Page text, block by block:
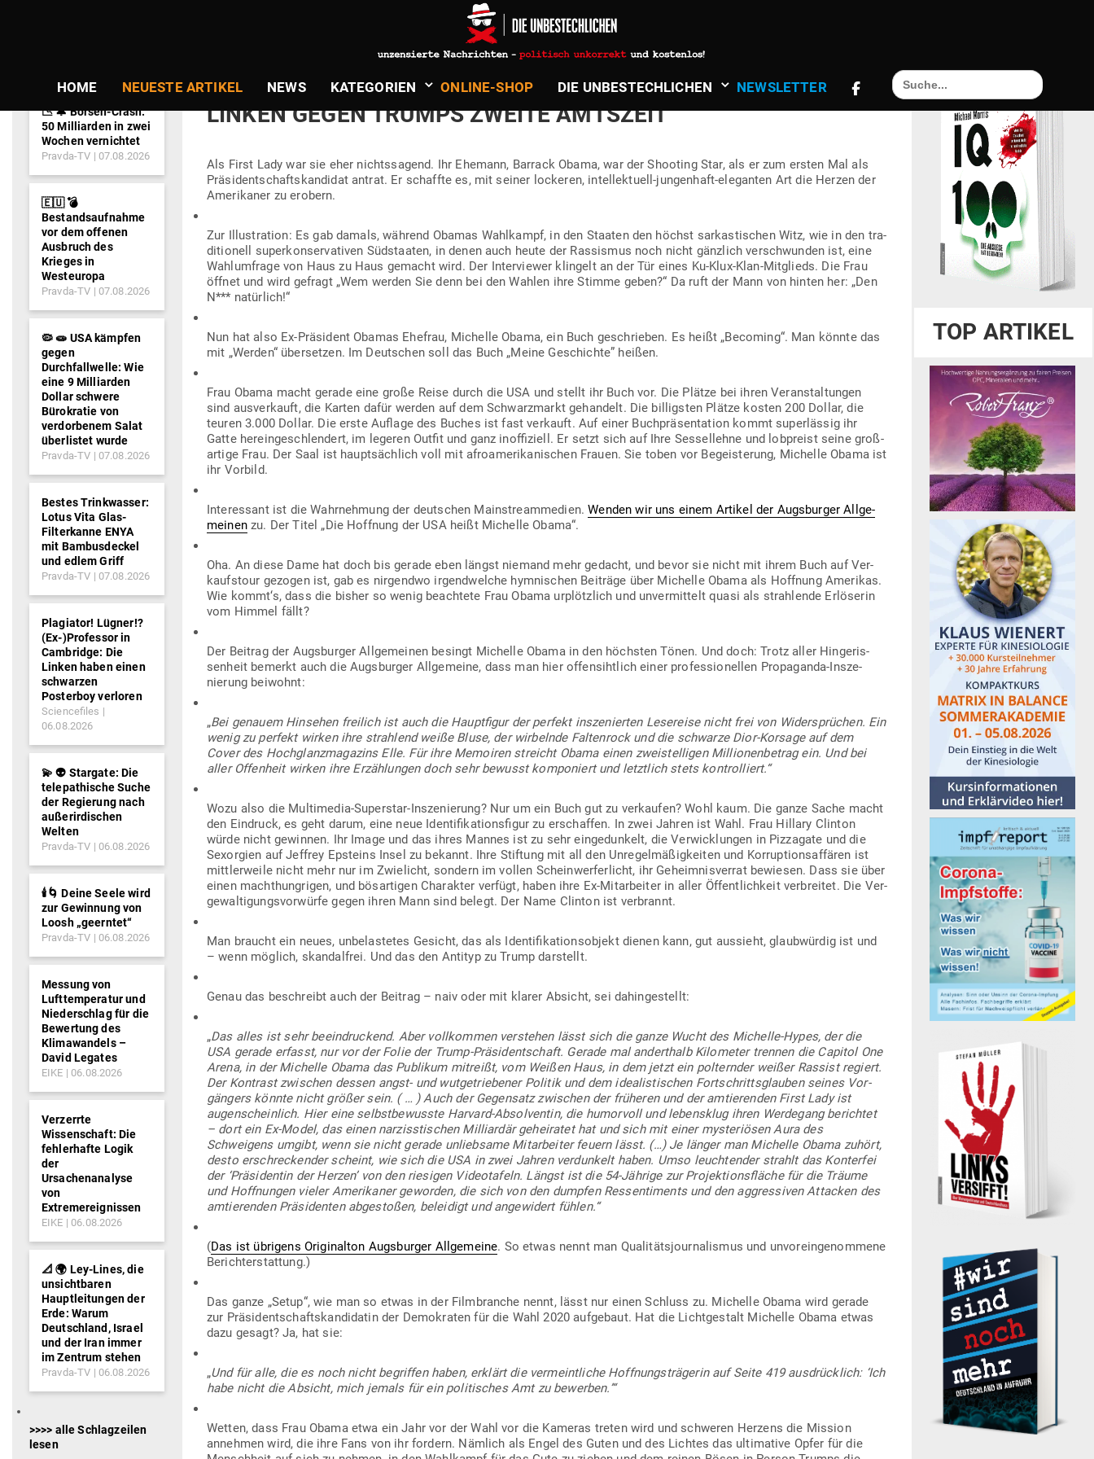
HOME NEUESTE ARTIKEL NEWS KATE­GORIEN ONLINE-SHOP DIE UNBE­STECH­LICHEN NEWS­LETTER
Search
for:
Politik & Aktuelles
PRÄ­SI­DENTIN MICHELLE OBAMA: DER LETZTE TRUMPF DER
LINKEN GEGEN TRUMPS ZWEITE AMTSZEIT
Als First Lady war sie eher nichts­sagend. Ihr Ehemann, Barrack Obama, war der Shooting Star, als er zum ersten Mal als
Prä­si­dent­schafts­kan­didat antrat. Er schaffte es, mit seiner lockeren, intel­lek­tuell-jun­genhaft-ele­ganten Art die Herzen der
Ame­ri­kaner zu erobern.
Zur Illus­tration: Es gab damals, während Obamas Wahl­kampf, in den Staaten den höchst sar­kas­ti­schen Witz, wie in den tra­
di­tionell super­kon­ser­va­tiven Süd­staaten, in denen auch heute der Ras­sismus noch nicht gänzlich ver­schwunden ist, eine
Wahl­um­frage von Haus zu Haus gemacht wird. Der Inter­viewer klingelt an der Tür eines Ku-Klux-Klan-Mit­glieds. Die Frau
öffnet und wird gefragt „Wem werden Sie denn bei den Wahlen ihre Stimme geben?“ Da ruft der Mann von hinten her: „Den
N*** natürlich!“
Nun hat also Ex-Prä­sident Obamas Ehefrau, Michelle Obama, ein Buch geschrieben. Es heißt „Becoming“. Man könnte das
mit „Werden“ über­setzen. Im Deut­schen soll das Buch „Meine Geschichte” heißen.
Frau Obama macht gerade eine große Reise durch die USA und stellt ihr Buch vor. Die Plätze bei ihren Ver­an­stal­tungen
sind aus­ver­kauft, die Karten dafür werden auf dem Schwarz­markt gehandelt. Die bil­ligsten Plätze kosten 200 Dollar, die
teuren 3.000 Dollar. Die erste Auflage des Buches ist fast ver­kauft. Auf einer Buch­prä­sen­tation kommt super­lässig ihr
Gatte her­ein­ge­schlendert, im legeren Outfit und ganz inof­fi­ziell. Er setzt sich auf Ihre Ses­sel­lehne und lob­preist seine groß­
artige Frau. Der Saal ist haupt­sächlich voll mit afro­ame­ri­ka­ni­schen Frauen. Sie toben vor Begeis­terung, Michelle Obama ist
ihr Vorbild.
Inter­essant ist die Wahr­nehmung der deut­schen Main­stream­m­edien.Wenden wir uns einem Artikel der Augs­burger All­ge­
meinenzu. Der Titel „Die Hoffnung der USA heißt Michelle Obama“.
Oha. An diese Dame hat doch bis gerade eben längst niemand mehr gedacht, und bevor sie nicht mit ihrem Buch auf Ver­
kaufstour gezogen ist, gab es nir­gendwo irgend­welche hym­ni­schen Bei­träge über Michelle Obama als Hoffnung Ame­rikas.
Wie kommt‘s, dass die bisher so wenig beachtete Frau Obama urplötzlich und unver­mittelt quasi als strah­lende Erlö­serin
vom Himmel fällt?
Der Beitrag der Augs­burger All­ge­meinen besingt Michelle Obama in den höchsten Tönen. Und doch: Trotz aller Hin­ge­ris­
senheit bemerkt auch die Augs­burger All­ge­meine, dass man hier offen­sihtlich einer pro­fes­sio­nellen Pro­pa­ganda-Insze­
nierung beiwohnt:
„Bei genauem Hin­sehen freilich ist auch die Haupt­figur der perfekt insze­nierten Lese­reise nicht frei von Wider­sprüchen. Ein
wenig zu perfekt wirken ihre strahlend weiße Bluse, der wir­belnde Fal­tenrock und die schwarze Dior-Korsage auf dem
Cover des Hoch­glanz­ma­gazins Elle. Für ihre Memoiren streicht Obama einen zwei­stel­ligen Mil­lio­nen­betrag ein. Und bei
aller Offenheit wirken ihre Erzäh­lungen doch sehr bewusst kom­po­niert und letztlich stets kontrolliert.“
Wozu also die Mul­ti­media-Superstar-Insze­nierung? Nur um ein Buch gut zu ver­kaufen? Wohl kaum. Die ganze Sache macht
den Ein­druck, es geht darum, eine neue Iden­ti­fi­ka­ti­ons­figur zu erschaffen. In zwei Jahren ist Wahl. Frau Hillary Clinton
würde nicht gewinnen. Ihr Image und das ihres Mannes ist zu sehr ein­ge­dunkelt, die Ver­wick­lungen in Piz­zagate und die
Sex­orgien auf Jeffrey Epsteins Insel zu bekannt. Ihre Stiftung mit all den Unre­gel­mä­ßig­keiten und Kor­rup­ti­ons­af­fären ist
mitt­ler­weile nicht mehr nur im Zwie­licht, sondern im vollen Schein­wer­fer­licht, ihr Geheim­nis­verrat bewiesen. Dass sie über
einen macht­hung­rigen, und bös­ar­tigen Cha­rakter verfügt, haben ihre Ex-Mit­ar­beiter in aller Öffent­lichkeit ver­breitet. Die Ver­
ge­wal­ti­gungs­vor­würfe gegen ihren Mann sind belegt. Der Name Clinton ist verbrannt.
Man braucht ein neues, unbe­las­tetes Gesicht, das als Iden­ti­fi­ka­ti­ons­objekt dienen kann, gut aus­sieht, glaub­würdig ist und
– wenn möglich, skan­dalfrei. Und das den Antityp zu Trump darstellt.
Genau das beschreibt auch der Beitrag – naiv oder mit klarer Absicht, sei dahingestellt:
„Das alles ist sehr beein­dru­ckend. Aber voll­kommen ver­stehen lässt sich die ganze Wucht des Michelle-Hypes, der die
USA gerade erfasst, nur vor der Folie der Trump-Prä­si­dent­schaft. Gerade mal anderthalb Kilo­meter trennen die Capitol One
Arena, in der Michelle Obama das Publikum mit­reißt, vom Weißen Haus, in dem jetzt ein pol­ternder weißer Rassist regiert.
Der Kon­trast zwi­schen dessen angst- und wut­ge­trie­bener Politik und dem idea­lis­ti­schen Fort­schritts­glauben seines Vor­
gängers könnte nicht größer sein. ( … )Auch der Gegensatz zwi­schen der frü­heren und der amtie­renden First Lady ist
augen­scheinlich. Hier eine selbst­be­wusste Harvard-Absol­ventin, die humorvoll und lebensklug ihren Wer­degang berichtet
– dort ein Ex-Model, das einen nar­ziss­ti­schen Mil­li­ardär gehei­ratet hat und sich mit einer mys­te­riösen Aura des
Schweigens umgibt, wenn sie nicht gerade unliebsame Mit­ar­beiter feuern lässt. (…) Je länger man Michelle Obama zuhört,
desto erschre­ckender scheint, wie sich die USA in zwei Jahren ver­dunkelt haben. Umso leuch­tender strahlt das Kon­terfei
der ‘Prä­si­dentin der Herzen’ von den rie­sigen Video­tafeln. Längst ist die 54-Jährige zur Pro­jek­ti­ons­fläche für die Träume
und Hoff­nungen vieler Ame­ri­kaner geworden, die sich von den dumpfen Res­sen­ti­ments und den aggres­siven Attacken des
amtie­renden Prä­si­denten abge­stoßen, beleidigt und ange­widert fühlen.“
(Das ist übrigens Ori­gi­nalton Augs­burger All­ge­meine. So etwas nennt man Qua­li­täts­jour­na­lismus und unvor­ein­ge­nommene
Berichterstattung.)
Das ganze „Setup“, wie man so etwas in der Film­branche nennt, lässt nur einen Schluss zu. Michelle Obama wird gerade
zur Prä­si­dent­schafts­kan­di­datin der Demo­kraten für die Wahl 2020 auf­gebaut. Hat die Licht­ge­stalt Michelle Obama etwas
dazu gesagt? Ja, hat sie:
„Und für alle, die es noch nicht begriffen haben, erklärt die ver­meint­liche Hoff­nungs­trä­gerin auf Seite 419 aus­drücklich: ‘Ich
habe nicht die Absicht, mich jemals für ein poli­ti­sches Amt zu bewerben.’“
Wetten, dass Frau Obama etwa ein Jahr vor der Wahl vor die Kameras treten wird und schweren Herzens die Mission
annehmen wird, die ihre Fans von ihr fordern. Nämlich als Engel des Guten und des Lichtes das ulti­mative Opfer für die
📉 🔔 Börsen-Crash:
50 Milliarden in zwei
Wochen vernichtet
Pravda-TV 07.08.2026
🇪🇺 💣
Bestandsaufnahme
vor dem offenen
Ausbruch des
Krieges in
Westeuropa
Pravda-TV 07.08.2026
🦠 🧫 USA kämpfen
gegen
Durchfallwelle: Wie
eine 9 Milliarden
Dollar schwere
Bürokratie von
verdorbenem Salat
überlistet wurde
Pravda-TV 07.08.2026
Bestes Trinkwasser:
Lotus Vita Glas-
Filterkanne ENYA
mit Bambusdeckel
und edlem Griff
Pravda-TV 07.08.2026
Plagiator! Lügner!?
(Ex-)Professor in
Cambridge: Die
Linken haben einen
schwarzen
Posterboy verloren
Sciencefiles
06.08.2026
💫 👽 Stargate: Die
telepathische Suche
der Regierung nach
außerirdischen
Welten
Pravda-TV 06.08.2026
🕯️🌀 Deine Seele wird
zur Gewinnung von
Loosh „geerntet“
Pravda-TV 06.08.2026
Messung von
Lufttemperatur und
Niederschlag für die
Bewertung des
Klimawandels –
David Legates
EIKE 06.08.2026
Verzerrte
Wissenschaft: Die
fehlerhafte Logik
der
Ursachenanalyse
von
Extremereignissen
EIKE 06.08.2026
📐 🌍 Ley-Lines, die
unsichtbaren
Hauptleitungen der
Erde: Warum
Deutschland, Israel
und der Iran immer
im Zentrum stehen
Pravda-TV 06.08.2026
>>>> alle Schlagzeilen
lesen
TOP ARTIKEL